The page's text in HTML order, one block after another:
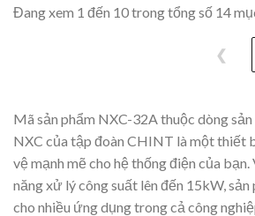
Đang xem 1 đến 10 trong tổng số 14
❮
Mã sản phẩm NXC-32A thuộc dòng
NXC của tập đoàn CHINT là một thiết
vệ mạnh mẽ cho hệ thống điện của
năng xử lý công suất lên đến 15kW, sản
cho nhiều ứng dụng trong cả công